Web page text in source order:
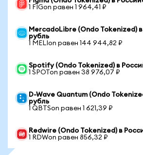
1 FIGon равен 1 964,41 ₽
MercadoLibre (Ondo Tokenized)
рубль
1 MELIon равен 144 944,82 ₽
Spotify (Ondo Tokenized) в
1 SPOTon равен 38 976,07 ₽
D-Wave Quantum (Ondo
рубль
1 QBTSon равен 1 621,39 ₽
Redwire (Ondo Tokenized) в
1 RDWon равен 856,32 ₽